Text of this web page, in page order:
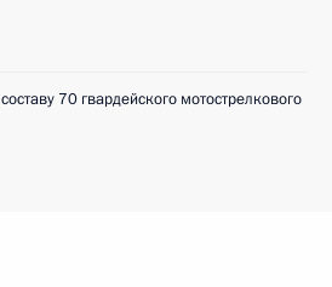
70 гвардейского мотострелкового